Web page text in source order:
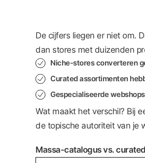
De cijfers liegen er niet om.
dan stores met duizenden
Niche-stores converteren
Curated assortimenten
Gespecialiseerde
Wat maakt het verschil? Bij
de topische autoriteit van je
Massa-catalogus vs.